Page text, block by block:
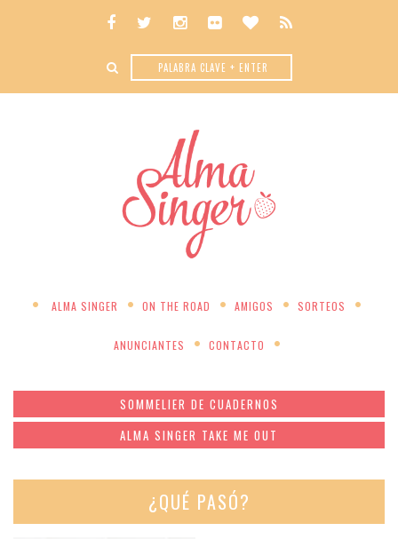
ALMA SINGER ON THE ROAD AMIGOS SORTEOS
ANUNCIANTES CONTACTO
SOMMELIER DE CUADERNOS
ALMA SINGER TAKE ME OUT
¿QUÉ PASÓ?